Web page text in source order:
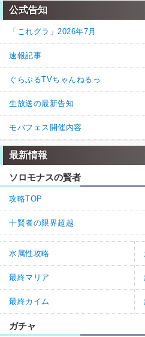
返信(0)
5. 名無しさん
金剛を使う予定なのですが、2枚引
ねない方がいいのかが知りたいです。
返信 (1)
6.
通常ベリアルとベルゼバブと
公式告知
「これグラ」2026年7月
速報記事
ぐらぶるTVちゃんねるっ
生放送の最新告知
モバフェス開催内容
最新情報
ソロモナスの賢者
攻略TOP
十賢者の限界超越
水属性攻略
最終マリア
最終カイム
ガチャ